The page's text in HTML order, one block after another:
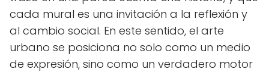
cada mural es una invitación a la reflexión y
al cambio social. En este sentido, el arte
urbano se posiciona no solo como un medio
de expresión, sino como un verdadero motor